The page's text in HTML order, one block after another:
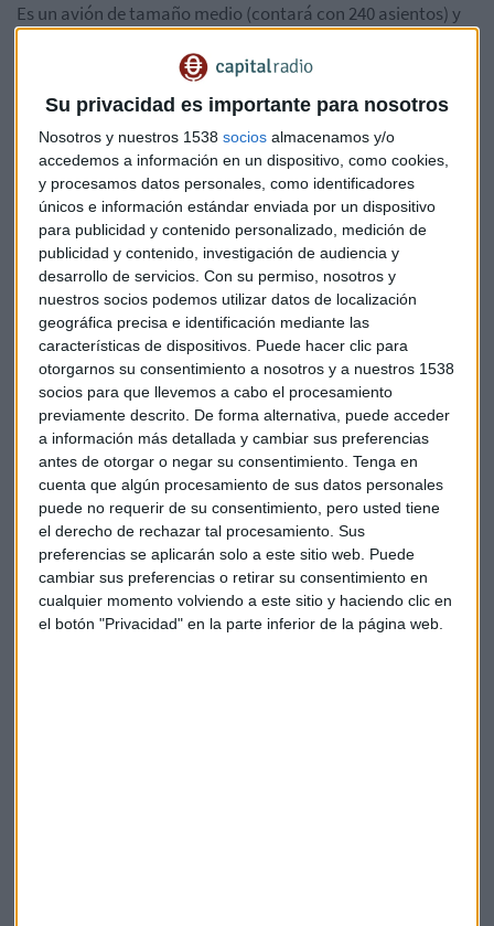
Su privacidad es importante para nosotros
Nosotros y nuestros 1538 socios almacenamos y/o
accedemos a información en un dispositivo, como cookies,
y procesamos datos personales, como identificadores
únicos e información estándar enviada por un dispositivo
para publicidad y contenido personalizado, medición de
publicidad y contenido, investigación de audiencia y
desarrollo de servicios. Con su permiso, nosotros y
nuestros socios podemos utilizar datos de localización
geográfica precisa e identificación mediante las
características de dispositivos. Puede hacer clic para
otorgarnos su consentimiento a nosotros y a nuestros 1538
socios para que llevemos a cabo el procesamiento
previamente descrito. De forma alternativa, puede acceder
a información más detallada y cambiar sus preferencias
antes de otorgar o negar su consentimiento. Tenga en
cuenta que algún procesamiento de sus datos personales
puede no requerir de su consentimiento, pero usted tiene
el derecho de rechazar tal procesamiento. Sus
preferencias se aplicarán solo a este sitio web. Puede
cambiar sus preferencias o retirar su consentimiento en
cualquier momento volviendo a este sitio y haciendo clic en
el botón "Privacidad" en la parte inferior de la página web.
Es un avión de tamaño medio (contará con 240 asientos) y
se postula como una
grandes y con mayor costepara los vuelos de longitud
media. Según el jefe de ventas podrá volar, por ejemplo,
desde Europa central hasta el corazón de Estados Unidos. Y
no es el único anuncio que ha hecho Airbus: la compañía ya
ha firmado un contrato con Air Lease Corp. que incluye 27
pedidos de esta aeronave y se estima que pueda anunciar
hasta 200 pedidos en total del A321XLR a lo largo de la
semana. Y esta iniciativa es una buena oportunidad para
Airbus según Peter Harbison, presidente ejecutivo de CAPA,
una consultora especializada en Aviación:"esto va a ser
claramente una ventaja para Airbus en el corto plazo,
pero no descartaría a Boeing en este momento"
Así Airbus se abre paso en un mercado que todavía no está
liderado por Boeing, aunque esa es su intención. Hace años
que el fabricante estadounidense ha dado a entender que
podría lanzar un avión de este tipo: la llamada Nueva
Aeronave de Tamaño Medio. Sin embargo, la compañía está
retrasando la decisión de lanzar o no esta nueva aeronave
para así poder dar toda la atención a su producto estrella
que todavía sigue en tierra: el 737 Max.
CEO de Boeing, Dennis Muilenburg